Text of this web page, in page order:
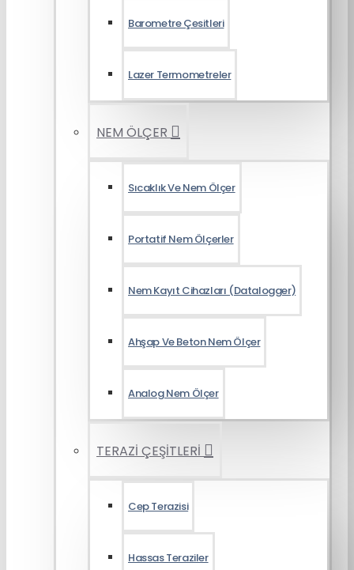
Barometre Çesitleri
Lazer Termometreler
NEM ÖLÇER
Sıcaklık Ve Nem Ölçer
Portatif Nem Ölçerler
Nem Kayıt Cihazları (Datalogger)
Ahşap Ve Beton Nem Ölçer
Analog Nem Ölçer
TERAZİ ÇEŞİTLERİ
Cep Terazisi
Hassas Teraziler